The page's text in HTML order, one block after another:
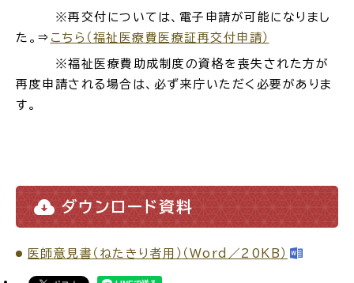
※再交付については、電子申請が可能になりまし
た。⇒ こちら（福祉医療費医療証再交付申請）
※福祉医療費助成制度の資格を喪失された方が
再度申請される場合は、必ず来庁いただく必要がありま
す。
ダウンロード資料
医師意見書（ねたきり者用）（Word／20KB）